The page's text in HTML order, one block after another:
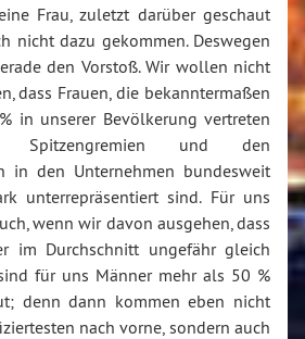
Frau, zuletzt darüber geschaut
nicht dazu gekommen. Deswegen
den Vorstoß. Wir wollen nicht
dass Frauen, die bekanntermaßen
in unserer Bevölkerung vertreten
und den
in den Unternehmen bundesweit
unterrepräsentiert sind. Für uns
wenn wir davon ausgehen, dass
im Durchschnitt ungefähr gleich
für uns Männer mehr als 50 %
denn dann kommen eben nicht
nach vorne, sondern auch